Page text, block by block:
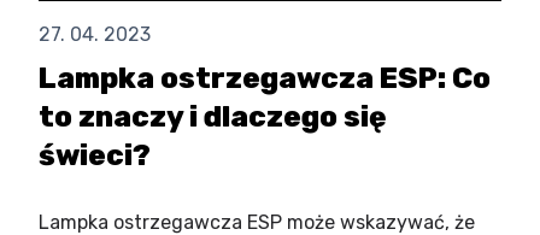
27. 04. 2023
Lampka ostrzegawcza ESP: Co
to znaczy i dlaczego się
świeci?
Lampka ostrzegawcza ESP może wskazywać, że